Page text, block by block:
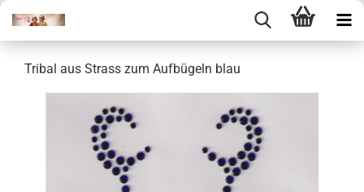
Tribal aus Strass zum Aufbügeln blau